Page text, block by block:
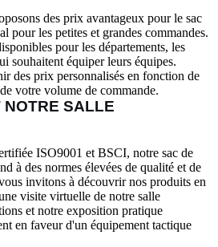
des prix avantageux pour le sac
pour les petites et grandes commandes.
pour les départements, les
souhaitent équiper leurs équipes.
des prix personnalisés en fonction de
votre volume de commande.
NOTRE SALLE
ISO9001 et BSCI, notre sac de
à des normes élevées de qualité et de
invitons à découvrir nos produits en
visite virtuelle de notre salle
et notre exposition pratique
en faveur d'un équipement tactique